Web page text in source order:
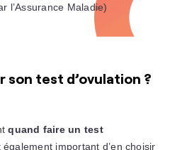
l’Assurance Maladie)
son test d’ovulation ?
quand faire un test
également important d’en choisir